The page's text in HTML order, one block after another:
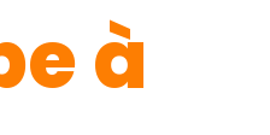
à